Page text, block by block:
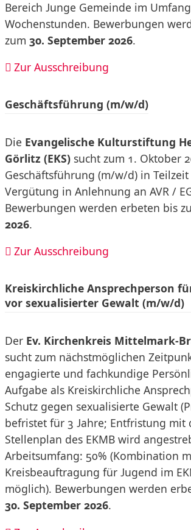
Bereich Junge Gemeinde im
Wochenstunden. Bewerbungen
zum 30. September 2026.
Zur Ausschreibung
Geschäftsführung (m/w/d)
Die Evangelische Kulturstiftung
Görlitz (EKS) sucht zum 1. Oktober
Geschäftsführung (m/w/d) in Teilzeit
Vergütung in Anlehnung an AVR /
Bewerbungen werden erbeten bis
2026.
Zur Ausschreibung
Kreiskirchliche Ansprechperson
vor sexualisierter Gewalt (m/w/d)
Der Ev. Kirchenkreis Mittelmark-
sucht zum nächstmöglichen
engagierte und fachkundige
Aufgabe als Kreiskirchliche
Schutz gegen sexualisierte Gewalt
befristet für 3 Jahre; Entfristung mit
Stellenplan des EKMB wird
Arbeitsumfang: 50% (Kombination
Kreisbeauftragung für Jugend im
möglich). Bewerbungen werden
30. September 2026.